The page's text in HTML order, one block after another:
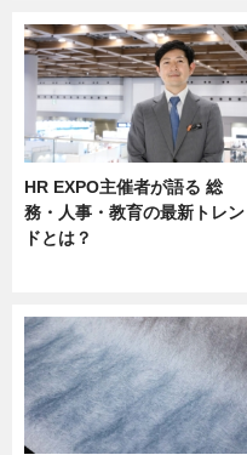
HR EXPO主催者が語る 総
務・人事・教育の最新トレン
ドとは？